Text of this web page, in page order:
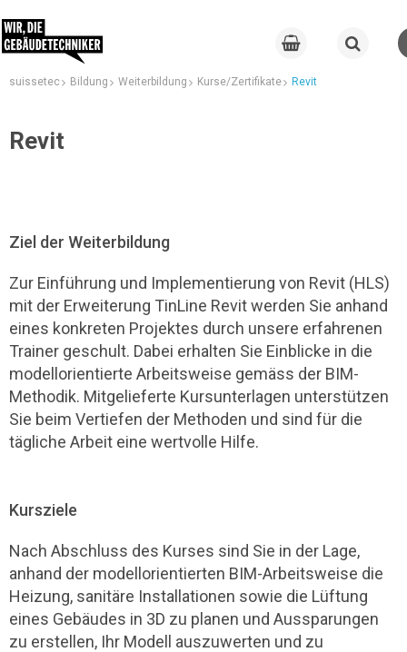
suissetec Bildung Weiterbildung Kurse/Zertifikate Revit
Revit
Ziel der Weiterbildung
Zur Einführung und Implementierung von Revit (HLS)
mit der Erweiterung TinLine Revit werden Sie anhand
eines konkreten Projektes durch unsere erfahrenen
Trainer geschult. Dabei erhalten Sie Einblicke in die
modellorientierte Arbeitsweise gemäss der BIM-
Methodik. Mitgelieferte Kursunterlagen unterstützen
Sie beim Vertiefen der Methoden und sind für die
tägliche Arbeit eine wertvolle Hilfe.
Kursziele
Nach Abschluss des Kurses sind Sie in der Lage,
anhand der modellorientierten BIM-Arbeitsweise die
Heizung, sanitäre Installationen sowie die Lüftung
eines Gebäudes in 3D zu planen und Aussparungen
zu erstellen, Ihr Modell auszuwerten und zu